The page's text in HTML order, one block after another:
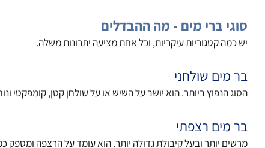
ברי מים - מה ההבדלים
שולחני